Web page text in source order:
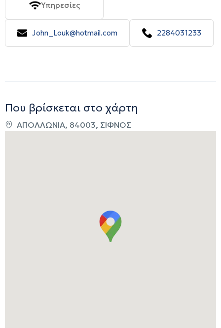
Υπηρεσίες
John_Louk@hotmail.com 2284031233
Που βρίσκεται στο χάρτη
ΑΠΟΛΛΩΝΙΑ, 84003, ΣΙΦΝΟΣ